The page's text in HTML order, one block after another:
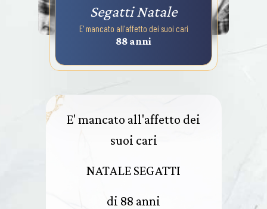
Segatti Natale
E' mancato all'affetto dei suoi cari
88 anni
E' mancato all'affetto dei
suoi cari
NATALE SEGATTI
di 88 anni